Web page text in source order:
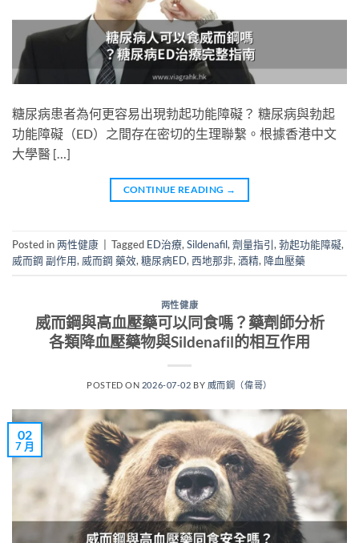
糖尿病患者為何更容易出現勃起功能障礙？ 糖尿病與勃起
功能障礙（ED）之間存在密切的生理聯繫。根據香港中文
大學醫 […]
CONTINUE READING →
Posted in两性健康 Tagged ED治療, Sildenafil, 劑量指引, 勃起功能障礙,
威而鋼 副作用, 威而鋼 藥效, 糖尿病ED, 西地那非, 酒精, 降血壓藥
两性健康
威而鋼與高血壓藥可以同食嗎？藥劑師分析
各類降血壓藥物與Sildenafil的相互作用
POSTED ON 2026-07-02 BY 威而鋼（偉哥）
02
7 月